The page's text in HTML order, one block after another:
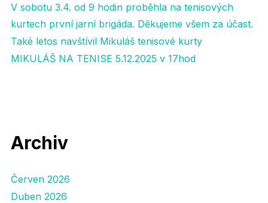
V sobotu 3.4. od 9 hodin proběhla na tenisových
kurtech první jarní brigáda. Děkujeme všem za účast.
Také letos navštívil Mikuláš tenisové kurty
MIKULÁŠ NA TENISE 5.12.2025 v 17hod
Archiv
Červen 2026
Duben 2026